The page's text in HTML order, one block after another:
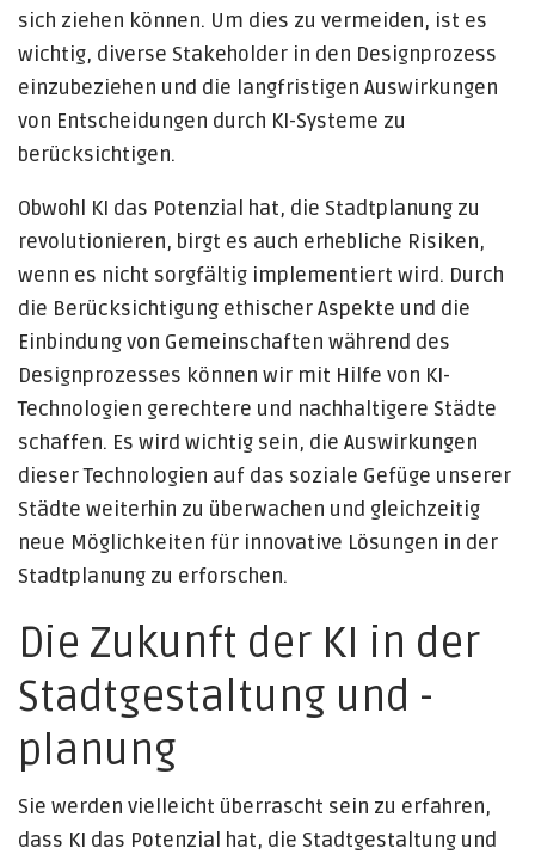
sich ziehen können. Um dies zu vermeiden, ist es
wichtig, diverse Stakeholder in den Designprozess
einzubeziehen und die langfristigen Auswirkungen
von Entscheidungen durch KI-Systeme zu
berücksichtigen.
Obwohl KI das Potenzial hat, die Stadtplanung zu
revolutionieren, birgt es auch erhebliche Risiken,
wenn es nicht sorgfältig implementiert wird. Durch
die Berücksichtigung ethischer Aspekte und die
Einbindung von Gemeinschaften während des
Designprozesses können wir mit Hilfe von KI-
Technologien gerechtere und nachhaltigere Städte
schaffen. Es wird wichtig sein, die Auswirkungen
dieser Technologien auf das soziale Gefüge unserer
Städte weiterhin zu überwachen und gleichzeitig
neue Möglichkeiten für innovative Lösungen in der
Stadtplanung zu erforschen.
Die Zukunft der KI in der
Stadtgestaltung und -
planung
Sie werden vielleicht überrascht sein zu erfahren,
dass KI das Potenzial hat, die Stadtgestaltung und